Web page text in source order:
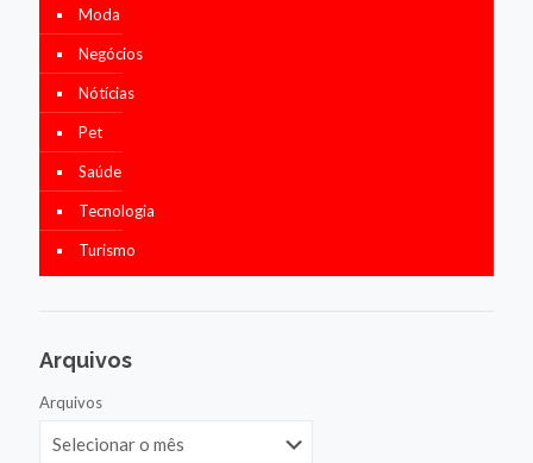
Moda
Negócios
Nótícias
Pet
Saúde
Tecnologia
Turismo
Arquivos
Arquivos